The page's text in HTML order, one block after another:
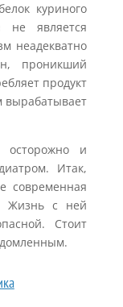
куриного
не является
неадекватно
проникший
продукт
вырабатывает
осторожно и
Итак,
современная
Жизнь с ней
Стоит